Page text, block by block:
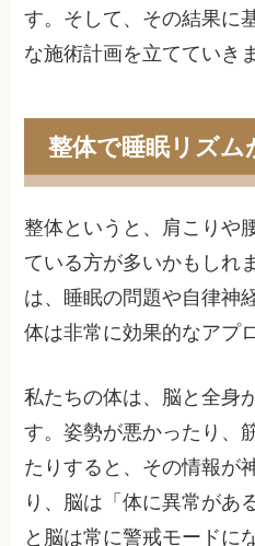
す。そして、その結果に
な施術計画を立てていき
整体で睡眠リズム
整体というと、肩こりや
ている方が多いかもしれ
は、睡眠の問題や自律神
体は非常に効果的なアプ
私たちの体は、脳と全身
す。姿勢が悪かったり、
たりすると、その情報が
り、脳は「体に異常があ
と脳は常に警戒モードに